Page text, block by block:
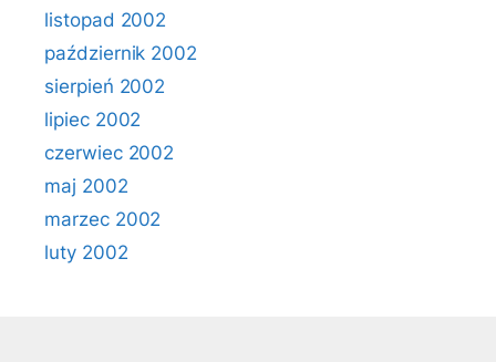
listopad 2002
październik 2002
sierpień 2002
lipiec 2002
czerwiec 2002
maj 2002
marzec 2002
luty 2002